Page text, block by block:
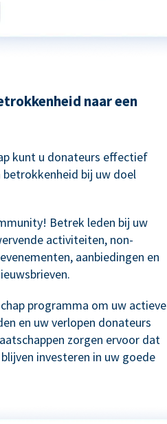
naar een
kunt u donateurs effectief
bij uw doel
Betrek leden bij uw
activiteiten, non-
aanbiedingen en
programma om uw actieve
en uw verlopen donateurs
zorgen ervoor dat
investeren in uw goede